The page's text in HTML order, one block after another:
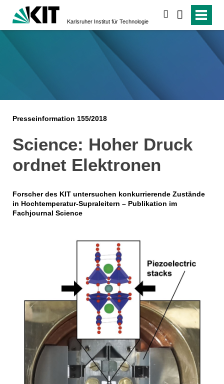
Karlsruher Institut für Technologie
Presseinformation 155/2018
Science: Hoher Druck
ordnet Elektronen
Forscher des KIT untersuchen konkurrierende Zustände
in Hochtemperatur-Supraleitern – Publikation im
Fachjournal Science